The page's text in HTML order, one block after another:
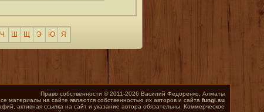
Ч Ш Щ Э Ю Я
Право собственности © 2011-2026 Василий Федоренко, Алматы
материалы на сайте являются собственностью их авторов и сайта fungi.su
активная ссылка на сайт и указание автора обязательны. Коммерческое